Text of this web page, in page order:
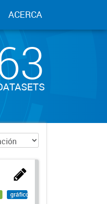
ACERCA
gráfico